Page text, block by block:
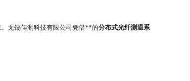
无锡佳测科技有限公司凭借**的分布式光纤测温系